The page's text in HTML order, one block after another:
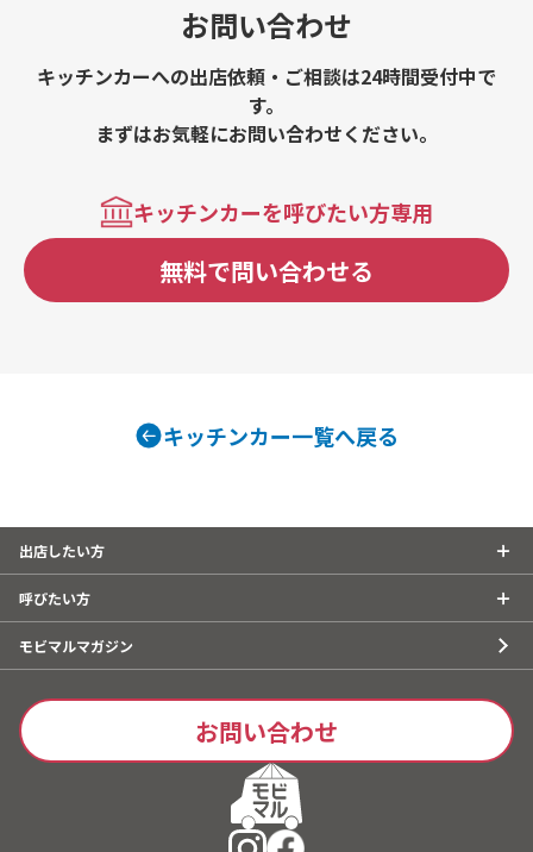
お問い合わせ
キッチンカーへの出店依頼・ご相談は24時間受付中で
す。
まずはお気軽にお問い合わせください。
キッチンカーを呼びたい方専用
無料で問い合わせる
キッチンカー一覧へ戻る
出店したい方
呼びたい方
モビマルマガジン
お問い合わせ